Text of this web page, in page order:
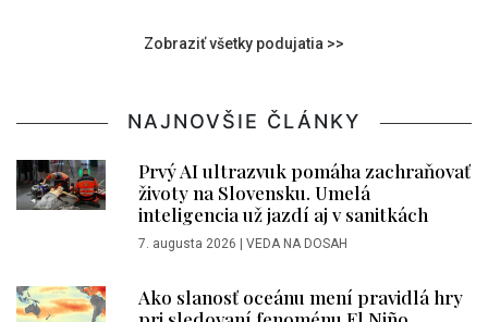
Zobraziť všetky podujatia >>
NAJNOVŠIE ČLÁNKY
Prvý AI ultrazvuk pomáha zachraňovať
životy na Slovensku. Umelá
inteligencia už jazdí aj v sanitkách
7. augusta 2026 VEDA NA DOSAH
Ako slanosť oceánu mení pravidlá hry